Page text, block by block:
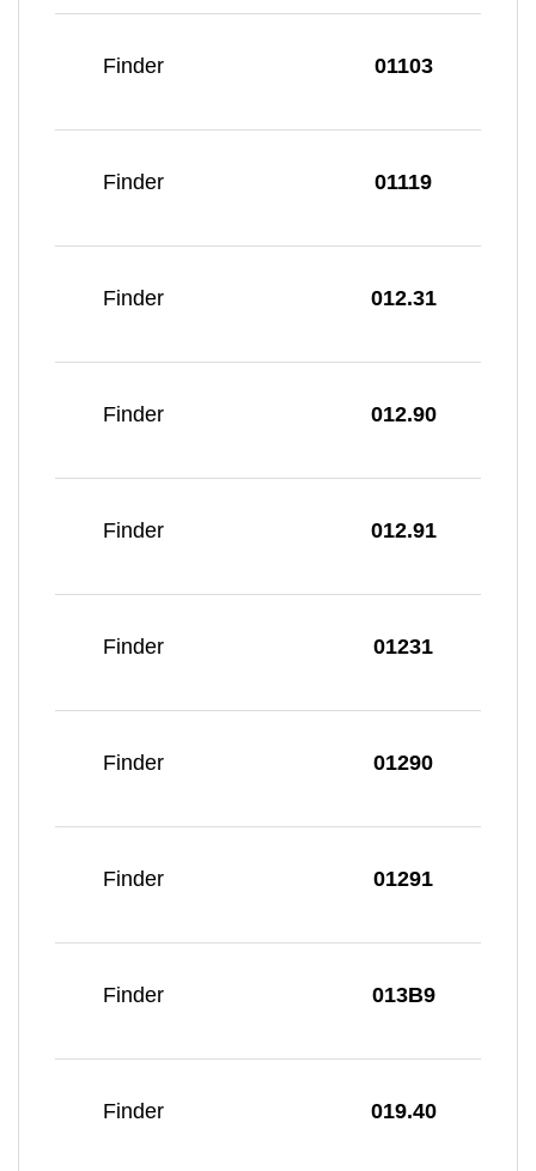
Finder 01103
Finder 01119
Finder 012.31
Finder 012.90
Finder 012.91
Finder 01231
Finder 01290
Finder 01291
Finder 013B9
Finder 019.40